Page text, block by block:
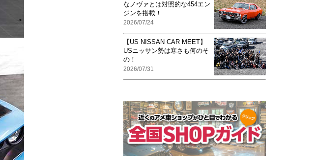
なノヴァとは対照的な454エン
ジンを搭載！
2026/07/24
【US NISSAN CAR MEET】
USニッサン勢は寒さも何のそ
の！
2026/07/31